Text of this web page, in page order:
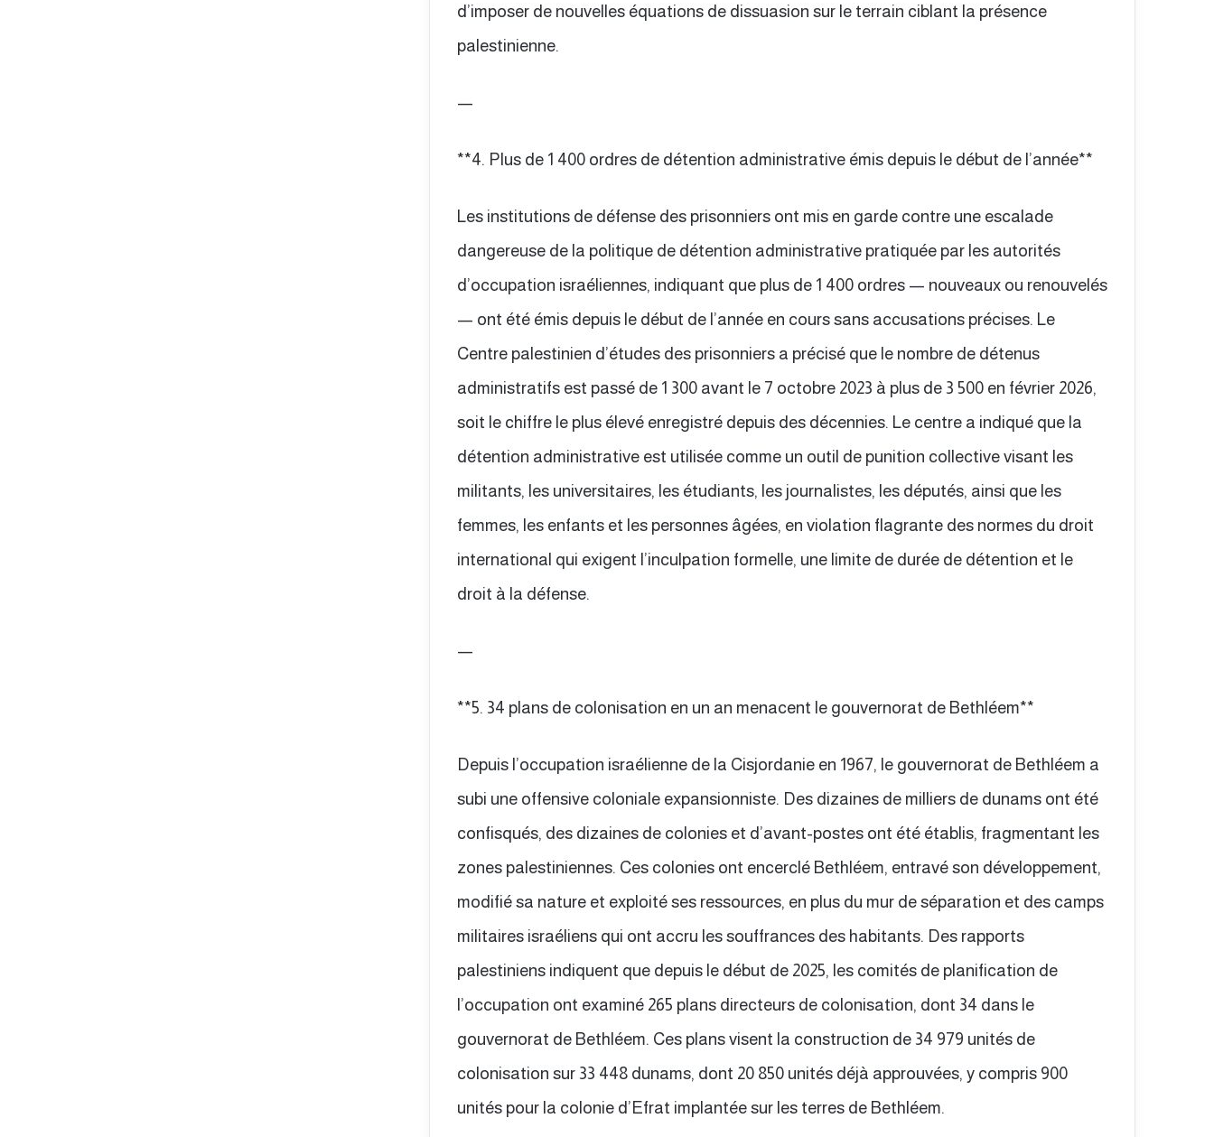
d’imposer de nouvelles équations de dissuasion sur le terrain ciblant la présence
palestinienne.
—
**4. Plus de 1 400 ordres de détention administrative émis depuis le début de l’année**
Les institutions de défense des prisonniers ont mis en garde contre une escalade
dangereuse de la politique de détention administrative pratiquée par les autorités
d’occupation israéliennes, indiquant que plus de 1 400 ordres — nouveaux ou renouvelés
— ont été émis depuis le début de l’année en cours sans accusations précises. Le
Centre palestinien d’études des prisonniers a précisé que le nombre de détenus
administratifs est passé de 1 300 avant le 7 octobre 2023 à plus de 3 500 en février 2026,
soit le chiffre le plus élevé enregistré depuis des décennies. Le centre a indiqué que la
détention administrative est utilisée comme un outil de punition collective visant les
militants, les universitaires, les étudiants, les journalistes, les députés, ainsi que les
femmes, les enfants et les personnes âgées, en violation flagrante des normes du droit
international qui exigent l’inculpation formelle, une limite de durée de détention et le
droit à la défense.
—
**5. 34 plans de colonisation en un an menacent le gouvernorat de Bethléem**
Depuis l’occupation israélienne de la Cisjordanie en 1967, le gouvernorat de Bethléem a
subi une offensive coloniale expansionniste. Des dizaines de milliers de dunams ont été
confisqués, des dizaines de colonies et d’avant-postes ont été établis, fragmentant les
zones palestiniennes. Ces colonies ont encerclé Bethléem, entravé son développement,
modifié sa nature et exploité ses ressources, en plus du mur de séparation et des camps
militaires israéliens qui ont accru les souffrances des habitants. Des rapports
palestiniens indiquent que depuis le début de 2025, les comités de planification de
l’occupation ont examiné 265 plans directeurs de colonisation, dont 34 dans le
gouvernorat de Bethléem. Ces plans visent la construction de 34 979 unités de
colonisation sur 33 448 dunams, dont 20 850 unités déjà approuvées, y compris 900
unités pour la colonie d’Efrat implantée sur les terres de Bethléem.